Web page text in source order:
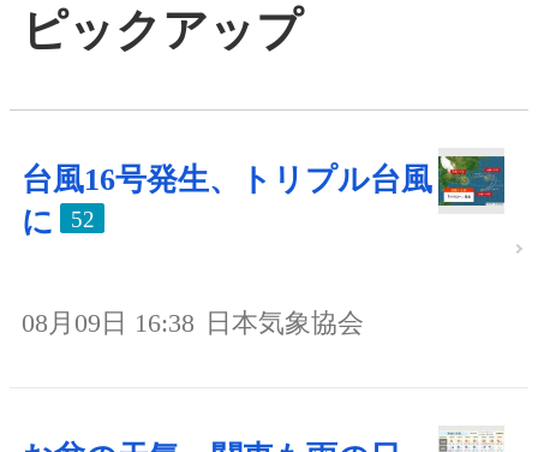
ピックアップ
台風16号発生、トリプル台風
に
52
08月09日 16:38 日本気象協会